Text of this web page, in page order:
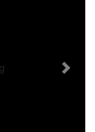
Next